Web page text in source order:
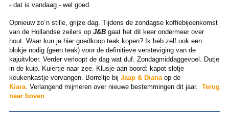
- dat is vandaag - wel goed.
Opnieuw zo´n stille, grijze dag. Tijdens de zondagse koffiebijeenkomst
van de Hollandse zeilers op J&Bgaat het dit keer ondermeer over
hout. Waar kun je hier goedkoop teak kopen? Ik heb zelf ook een
blokje nodig (geen teak) voor de definitieve versteviging van de
kajuitvloer. Verder verloopt de dag wat duf. Zondagmiddaggevoel. Dutje
in de kuip. Kuiertje naar zee. Klusje aan boord: kapot slotje
keukenkastje vervangen. Borreltje bij Jaap & Dianaop de
Kiara. Verlangend mijmeren over nieuwe bestemmingen dit jaar. Terug
naar boven